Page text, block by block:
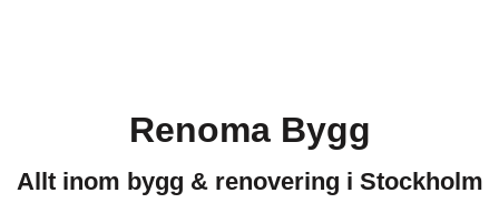
Renoma Bygg
Allt inom bygg & renovering i Stockholm